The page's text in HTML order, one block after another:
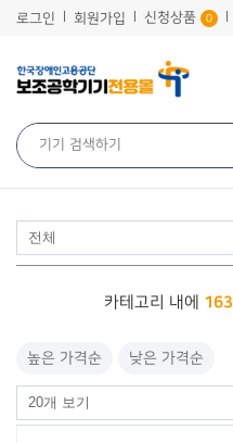
로그인 회원가입 신청상품 0
카테고리 내에 163
높은 가격순 낮은 가격순